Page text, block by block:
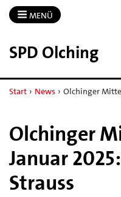
MENÜ
SPD Olching
Start › News › Olchinger
Olchinger
Januar
Strauss